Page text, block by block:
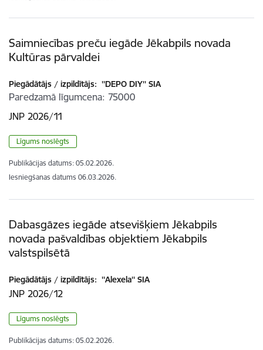
Saimniecības preču iegāde Jēkabpils novada
Kultūras pārvaldei
Piegādātājs / izpildītājs: ''DEPO DIY'' SIA
Paredzamā līgumcena 75000
JNP 2026/11
Līgums noslēgts
Publikācijas datums: 05.02.2026.
Iesniegšanas datums 06.03.2026.
Dabasgāzes iegāde atsevišķiem Jēkabpils
novada pašvaldības objektiem Jēkabpils
valstspilsētā
Piegādātājs / izpildītājs: ''Alexela'' SIA
JNP 2026/12
Līgums noslēgts
Publikācijas datums: 05.02.2026.